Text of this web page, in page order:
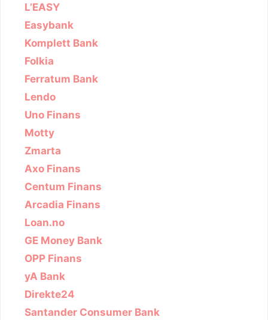
L’EASY
Easybank
Komplett Bank
Folkia
Ferratum Bank
Lendo
Uno Finans
Motty
Zmarta
Axo Finans
Centum Finans
Arcadia Finans
Loan.no
GE Money Bank
OPP Finans
yA Bank
Direkte24
Santander Consumer Bank